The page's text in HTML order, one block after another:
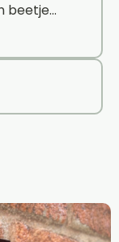
beetje…